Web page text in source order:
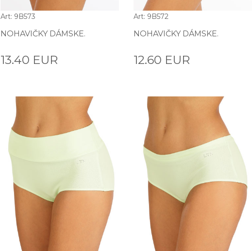
Art: 9B573
NOHAVIČKY DÁMSKE.
13.40 EUR
Art: 9B572
NOHAVIČKY DÁMSKE.
12.60 EUR